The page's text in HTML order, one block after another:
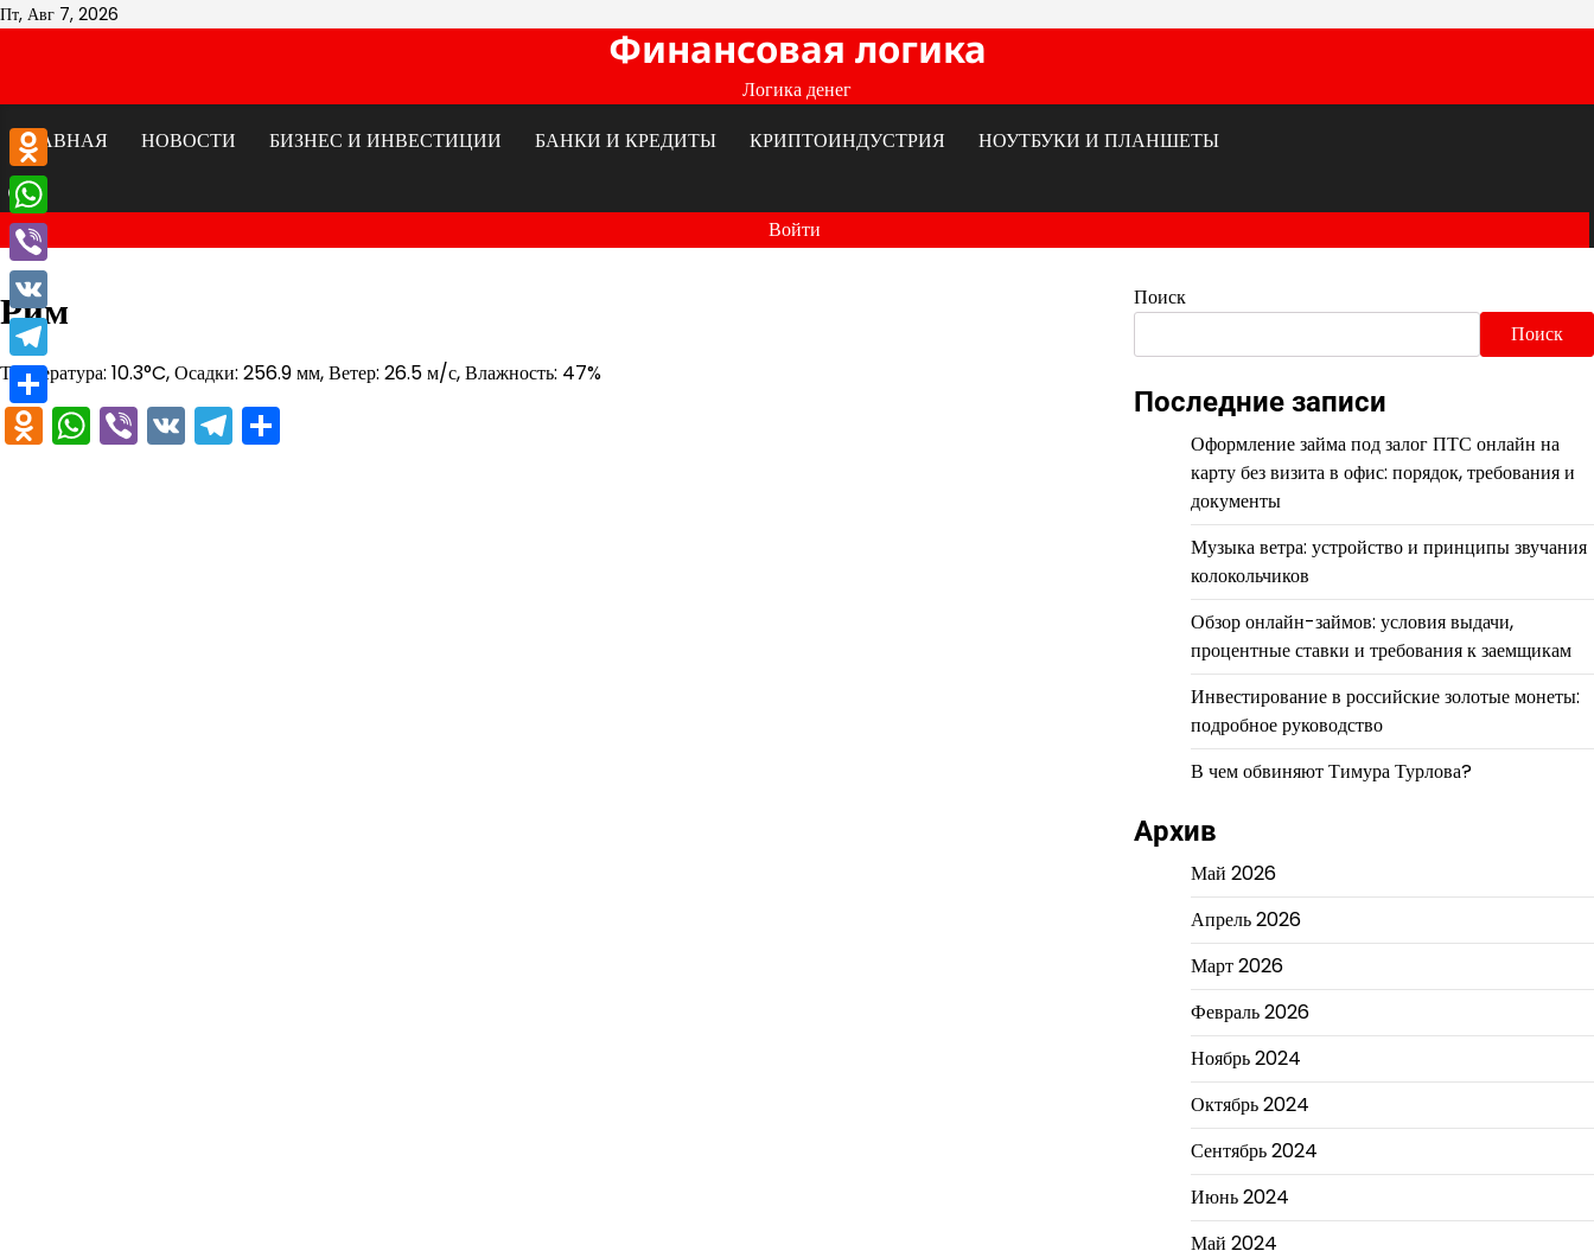
Перейти
Пт, Авг 7, 2026
Финансовая логика
Логика денег
ГЛАВНАЯ
НОВОСТИ БИЗНЕС И ИНВЕСТИЦИИ БАНКИ И КРЕДИТЫ КРИПТОИНДУСТРИЯ НОУТБУКИ И ПЛАНШЕТЫ
Войти
Рим
Температура: 10.3°C, Осадки: 256.9 мм, Ветер: 26.5 м/с, Влажность: 47%
Odnoklassniki
WhatsApp
Viber
VKTelegram
Поиск
Поиск
Последние записи
Оформление займа под залог ПТС онлайн на
карту без визита в офис: порядок, требования и
документы
Музыка ветра: устройство и принципы звучания
колокольчиков
Обзор онлайн-займов: условия выдачи,
процентные ставки и требования к заемщикам
Инвестирование в российские золотые монеты:
подробное руководство
В чем обвиняют Тимура Турлова?
Архив
Май 2026
Апрель 2026
Март 2026
Февраль 2026
Ноябрь 2024
Октябрь 2024
Сентябрь 2024
Июнь 2024
Май 2024
Odnoklassniki
WhatsApp
Viber
VK
Telegram
Отправить